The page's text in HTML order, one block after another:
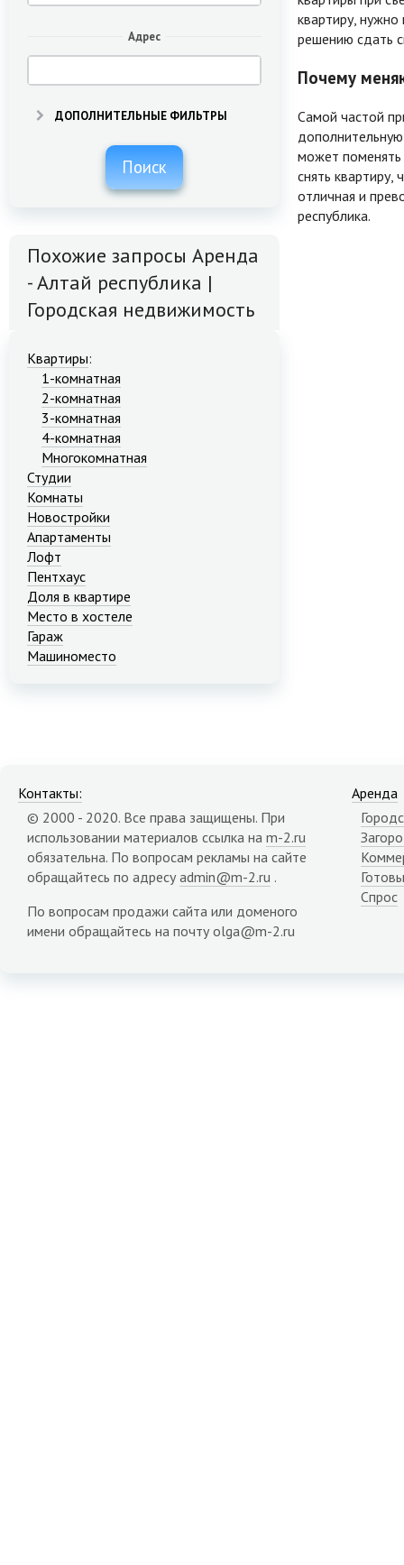
Адрес
ДОПОЛНИТЕЛЬНЫЕ ФИЛЬТРЫ
Поиск
Похожие запросы Аренда
- Алтай республика |
Городская недвижимость
Квартиры:
1-комнатная
2-комнатная
3-комнатная
4-комнатная
Многокомнатная
Студии
Комнаты
Новостройки
Апартаменты
Лофт
Пентхаус
Доля в квартире
Место в хостеле
Гараж
Машиноместо
квартиру, нужно
решению сдать
Почему
Самой частой
может поменять
снять
отличная и
республика.
Контакты:
© 2000 - 2020. Все права защищены. При
использовании материалов ссылка на m-2.ru
обязательна. По вопросам рекламы на сайте
обращайтесь по адресу admin@m-2.ru .
По вопросам продажи сайта или доменого
имени обращайтесь на почту olga@m-2.ru
Аренда
Спрос